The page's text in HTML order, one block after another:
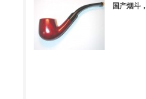
国产烟斗